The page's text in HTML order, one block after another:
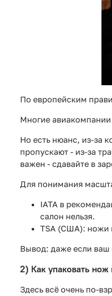
По европейским
Многие
Но есть нюанс, из-за
пропускают - из-за
важен - сдавайте в
Для понимания
IATA в
салон нельзя.
TSA (США): ножи
Вывод: даже если ваш
2) Как упаковать
Здесь всё очень по-